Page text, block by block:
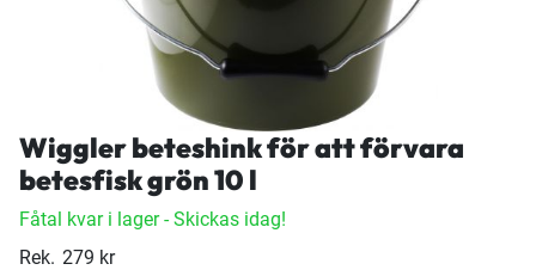
Wiggler beteshink för att förvara
betesfisk grön 10 l
Fåtal kvar i lager- Skickas idag!
Rek. 279 kr